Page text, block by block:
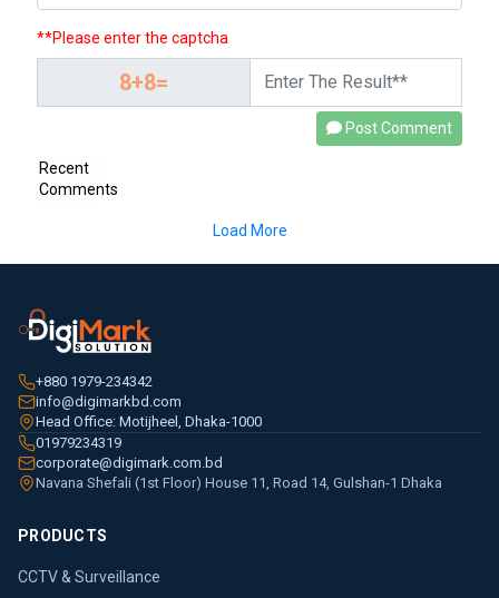
**Please enter the captcha
Post Comment
Recent
Comments
Load More
+880 1979-234342
info@digimarkbd.com
Head Office: Motijheel, Dhaka-1000
01979234319
corporate@digimark.com.bd
Navana Shefali (1st Floor) House 11, Road 14, Gulshan-1 Dhaka
PRODUCTS
CCTV & Surveillance